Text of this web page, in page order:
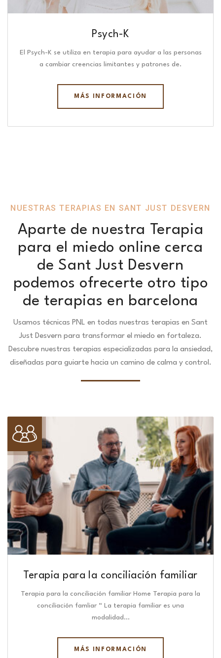
Psych-K
El Psych-K se utiliza en terapia para ayudar a las personas
a cambiar creencias limitantes y patrones de.
MÁS INFORMACIÓN
NUESTRAS TERAPIAS EN SANT JUST DESVERN
Aparte de nuestra Terapia
para el miedo online cerca
de Sant Just Desvern
podemos ofrecerte otro tipo
de terapias en barcelona
Usamos técnicas PNL en todas nuestras terapias en Sant
Just Desvern para transformar el miedo en fortaleza.
Descubre nuestras terapias especializadas para la ansiedad,
diseñadas para guiarte hacia un camino de calma y control.
Terapia para la conciliación familiar
Terapia para la conciliación familiar Home Terapia para la
conciliación famliar “ La terapia familiar es una
modalidad…
MÁS INFORMACIÓN